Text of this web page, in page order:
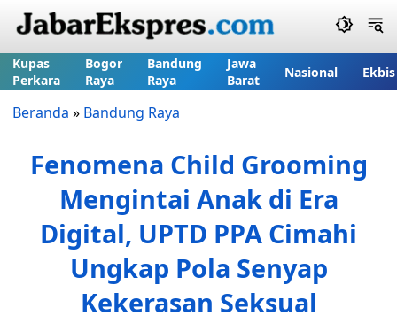
Kupas
Perkara
Bogor
Raya
Bandung
Raya
Jawa
Barat
Nasional Ekbis
Beranda » Bandung Raya
Fenomena Child Grooming
Mengintai Anak di Era
Digital, UPTD PPA Cimahi
Ungkap Pola Senyap
Kekerasan Seksual